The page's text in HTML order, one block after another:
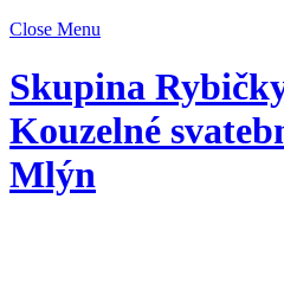
Close Menu
Skupina
Kouzelné
Mlýn